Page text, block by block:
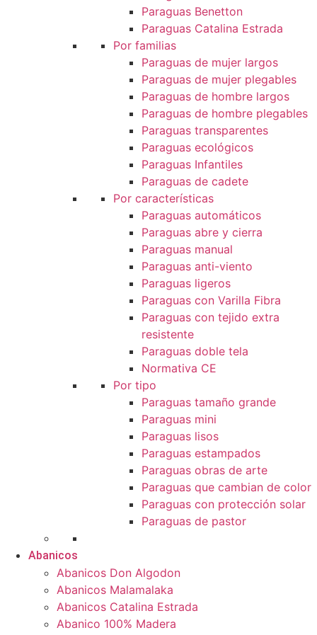
Paraguas Benetton
Paraguas Catalina Estrada
Por familias
Paraguas de mujer largos
Paraguas de mujer plegables
Paraguas de hombre largos
Paraguas de hombre plegables
Paraguas transparentes
Paraguas ecológicos
Paraguas Infantiles
Paraguas de cadete
Por características
Paraguas automáticos
Paraguas abre y cierra
Paraguas manual
Paraguas anti-viento
Paraguas ligeros
Paraguas con Varilla Fibra
Paraguas con tejido extra
resistente
Paraguas doble tela
Normativa CE
Por tipo
Paraguas tamaño grande
Paraguas mini
Paraguas lisos
Paraguas estampados
Paraguas obras de arte
Paraguas que cambian de color
Paraguas con protección solar
Paraguas de pastor
Abanicos
Abanicos Don Algodon
Abanicos Malamalaka
Abanicos Catalina Estrada
Abanico 100% Madera